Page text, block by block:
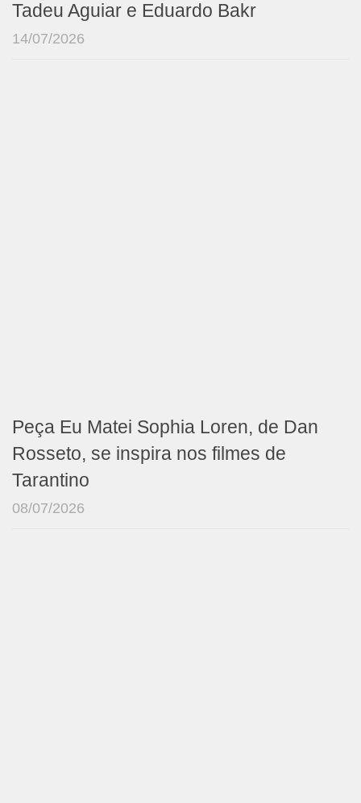
Tadeu Aguiar e Eduardo Bakr
14/07/2026
Peça Eu Matei Sophia Loren, de Dan
Rosseto, se inspira nos filmes de
Tarantino
08/07/2026